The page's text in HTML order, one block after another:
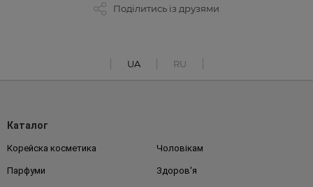
Поділитись із друзями
UA RU
Каталог
Корейска косметика Чоловікам
Парфуми Здоров'я